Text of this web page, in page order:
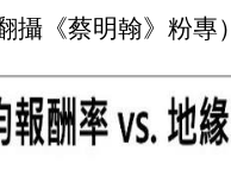
攝《蔡明翰》粉專）